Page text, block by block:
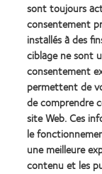
Companies
for
Leaders
(2012)
Learn
more
about
ODMA
2011
(2011)
Nos produits
sont toujours
consentement
installés à des
ciblage ne sont
consentement
permettent de
de comprendre
site Web. Ces
le
une meilleure
contenu et les